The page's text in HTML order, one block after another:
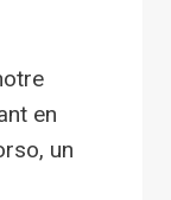
en
un